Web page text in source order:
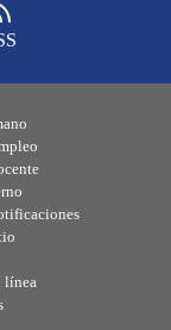
línea